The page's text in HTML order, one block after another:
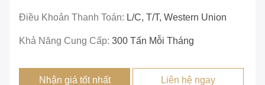
Điều Khoản Thanh Toán: L/c, T/T, Western Union
Khả Năng Cung Cấp: 300 Tấn Mỗi Tháng
Nhận giá tốt nhất Liên hệ ngay